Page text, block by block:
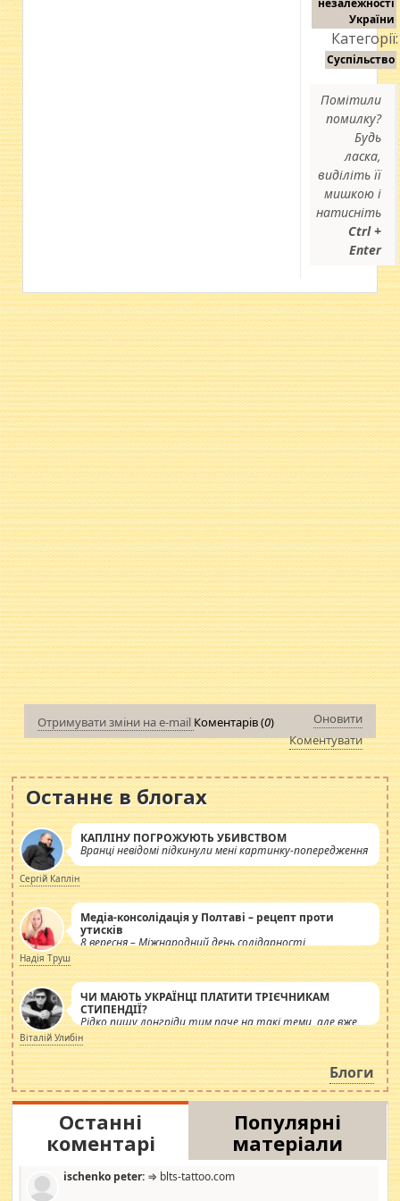
незалежності
України
Категорії:
Суспільство
Помітили
помилку?
Будь
ласка,
виділіть її
мишкою і
натисніть
Ctrl +
Enter
Отримувати зміни на e-mail Коментарів (0)
Оновити
Коментувати
Останнє в блогах
КАПЛІНУ ПОГРОЖУЮТЬ УБИВСТВОМ
Вранці невідомі підкинули мені картинку-попередження
Сергій Каплін
Медіа-консолідація у Полтаві – рецепт проти
утисків
8 вересня – Міжнародний день солідарності
журналістів.
Надія Труш
ЧИ МАЮТЬ УКРАЇНЦІ ПЛАТИТИ ТРІЄЧНИКАМ
СТИПЕНДІЇ?
Рідко пишу лонгріди тим паче на такі теми, але вже
просто дістало! Обурюють сьогоднішні інсенуації
навколо стипендіального питання. Штучно
роздувається ще одна соціальна катастрофа.
Віталій Улибін
Блоги
Останні
коментарі
Популярні
матеріали
ischenko peter: ⇒ blts-tattoo.com